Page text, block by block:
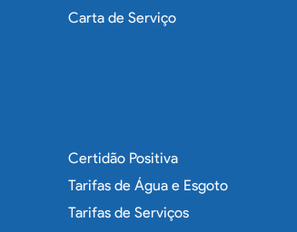
Carta de Serviço
Certidão Positiva
Tarifas de Água e Esgoto
Tarifas de Serviços